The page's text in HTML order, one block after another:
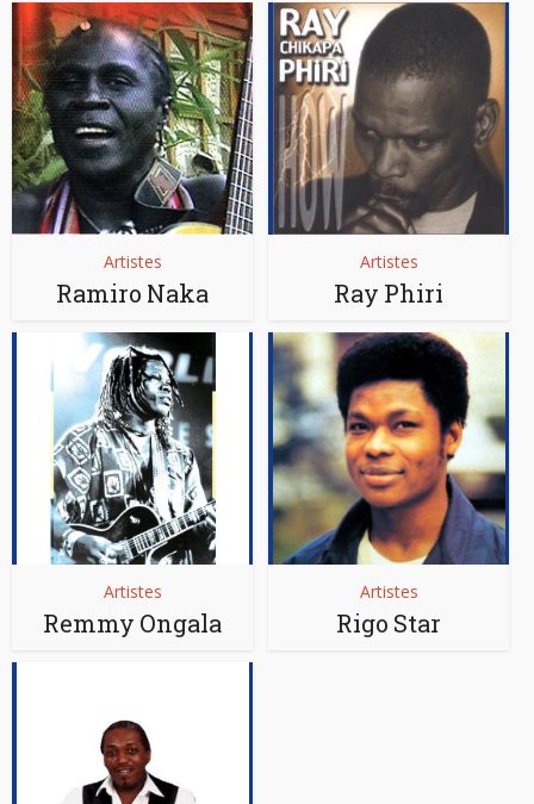
Artistes
Ramiro Naka
Artistes
Ray Phiri
Artistes
Remmy Ongala
Artistes
Rigo Star